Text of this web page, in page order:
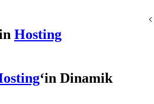
Hosting
‘in Dinamik